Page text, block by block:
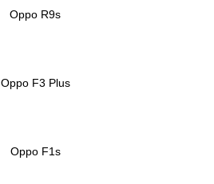
Oppo R9s
Oppo F3 Plus
Oppo F1s